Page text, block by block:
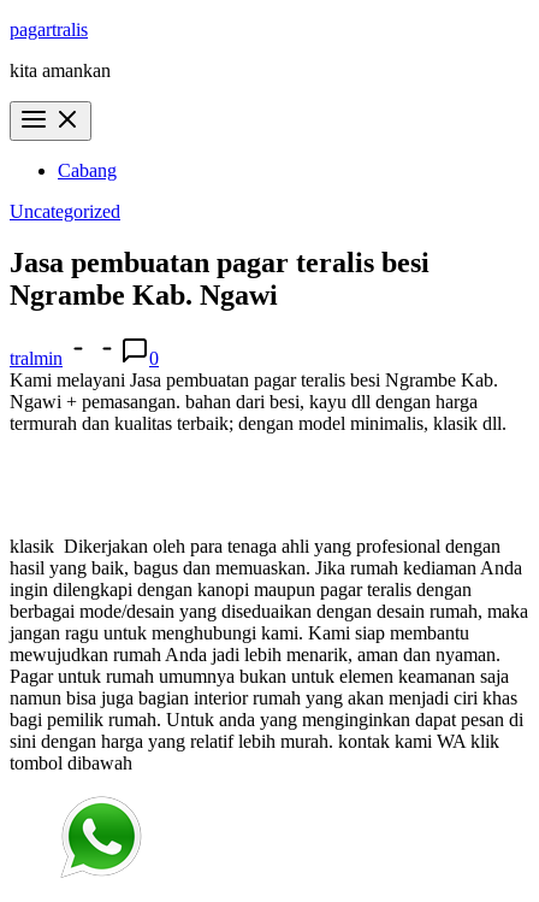
Skip
content
pagartralis
kita amankan
Cabang
Uncategorized
Jasa pembuatan pagar teralis besi
Ngrambe Kab. Ngawi
tralmin
0
Kami melayani Jasa pembuatan pagar teralis besi Ngrambe Kab.
Ngawi + pemasangan. bahan dari besi, kayu dll dengan harga
termurah dan kualitas terbaik; dengan model minimalis, klasik dll.
klasik Dikerjakan oleh para tenaga ahli yang profesional dengan
hasil yang baik, bagus dan memuaskan. Jika rumah kediaman Anda
ingin dilengkapi dengan kanopi maupun pagar teralis dengan
berbagai mode/desain yang diseduaikan dengan desain rumah, maka
jangan ragu untuk menghubungi kami. Kami siap membantu
mewujudkan rumah Anda jadi lebih menarik, aman dan nyaman.
Pagar untuk rumah umumnya bukan untuk elemen keamanan saja
namun bisa juga bagian interior rumah yang akan menjadi ciri khas
bagi pemilik rumah. Untuk anda yang menginginkan dapat pesan di
sini dengan harga yang relatif lebih murah. kontak kami WA klik
tombol dibawah